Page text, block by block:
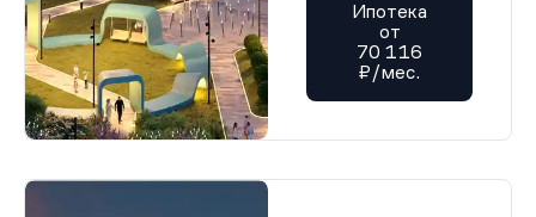
Ипотека
от
70 116
₽/мес.